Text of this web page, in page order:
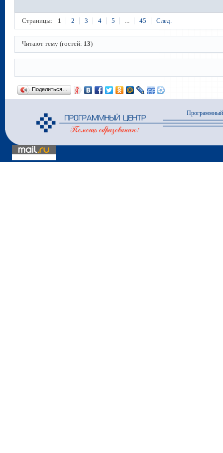
Страницы: 1 2 3 4 5 45 След.
Читают тему (гостей: 13)
Поделиться…